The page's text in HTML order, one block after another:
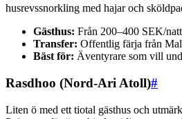
husrevssnorkling med hajar och
Gästhus: Från 200–400 SEK/natt
Transfer: Offentlig färja från
Bäst för: Äventyrare som vill
Rasdhoo (Nord-Ari Atoll)#
Liten ö med ett tiotal gästhus och